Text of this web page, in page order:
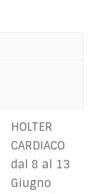
HOLTER
CARDIACO
dal 8 al 13
Giugno